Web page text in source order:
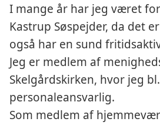
I mange år har jeg været
Kastrup Søspejder, da det
også har en sund
Jeg er medlem af
Skelgårdskirken, hvor jeg
personaleansvarlig.
Som medlem af